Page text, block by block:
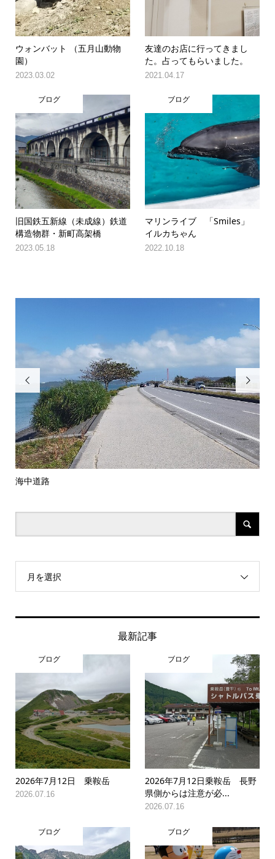
ウォンバット （五月山動物
園）
2023.03.02
友達のお店に行ってきまし
た。占ってもらいました。
2021.04.17
ブログ
旧国鉄五新線（未成線）鉄道
構造物群・新町高架橋
2023.05.18
ブログ
マリンライブ 「Smiles」
イルカちゃん
2022.10.18

海中道路

月を選択
最新記事
ブログ
2026年7月12日 乗鞍岳
2026.07.16
ブログ
2026年7月12日乗鞍岳 長野
県側からは注意が必...
2026.07.16
ブログ ブログ